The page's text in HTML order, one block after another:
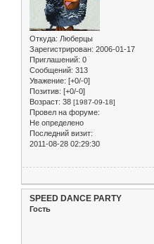
Откуда: Люберцы
Зарегистрирован: 2006-01-17
Приглашений: 0
Сообщений: 313
Уважение: [+0/-0]
Позитив: [+0/-0]
Возраст: 38 [1987-09-18]
Провел на форуме:
Не определено
Последний визит:
2011-08-28 02:29:30
SPEED DANCE PARTY
Гость